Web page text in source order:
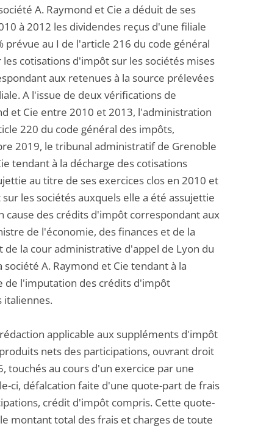
A. Raymond et Cie a déduit de ses
à 2012 les dividendes reçus d'une filiale
au I de l'article 216 du code général
cotisations d'impôt sur les sociétés mises
aux retenues à la source prélevées
A l'issue de deux vérifications de
et Cie entre 2010 et 2013, l'administration
220 du code général des impôts,
2019, le tribunal administratif de Grenoble
tendant à la décharge des cotisations
au titre de ses exercices clos en 2010 et
les sociétés auxquels elle a été assujettie
cause des crédits d'impôt correspondant aux
de l'économie, des finances et de la
la cour administrative d'appel de Lyon du
A. Raymond et Cie tendant à la
de l'imputation des crédits d'impôt
italiennes.
applicable aux suppléments d'impôt
nets des participations, ouvrant droit
touchés au cours d'un exercice par une
ci, défalcation faite d'une quote-part de frais
crédit d'impôt compris. Cette quote-
montant total des frais et charges de toute